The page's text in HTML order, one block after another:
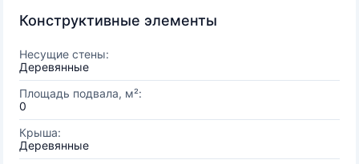
Конструктивные элементы
Несущие стены:
Деревянные
Площадь подвала, м²:
0
Крыша:
Деревянные